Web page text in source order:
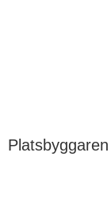
Platsbyggaren